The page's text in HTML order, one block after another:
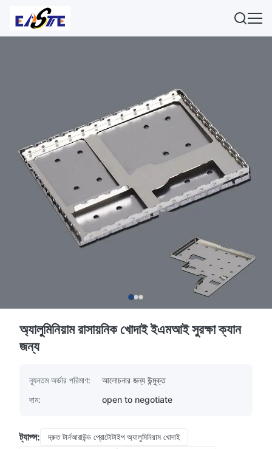
অ্যালুমিনিয়াম রাসায়নিক খোদাই ইএমআই সুরক্ষা ক্যান
জন্য
ন্যূনতম অর্ডার পরিমাণ:
আলোচনার জন্য উন্মুক্ত
দাম:
open to negotiate
ট্যাগ্স:
দ্রুত টার্নআরাউন্ড প্রোটোটাইপ অ্যালুমিনিয়াম খোদাই